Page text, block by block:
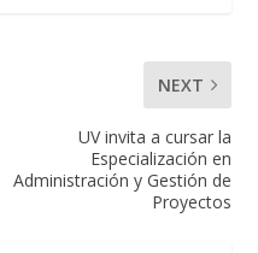
NEXT
UV invita a cursar la
Especialización en
Administración y Gestión de
Proyectos